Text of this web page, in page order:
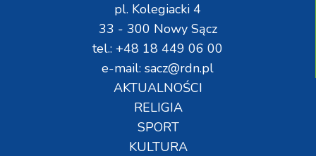
pl. Kolegiacki 4
33 - 300 Nowy Sącz
tel.: +48 18 449 06 00
e-mail: sacz@rdn.pl
AKTUALNOŚCI
RELIGIA
SPORT
KULTURA